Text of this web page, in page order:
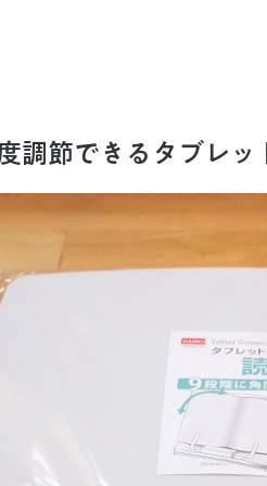
調節できるタブレッ